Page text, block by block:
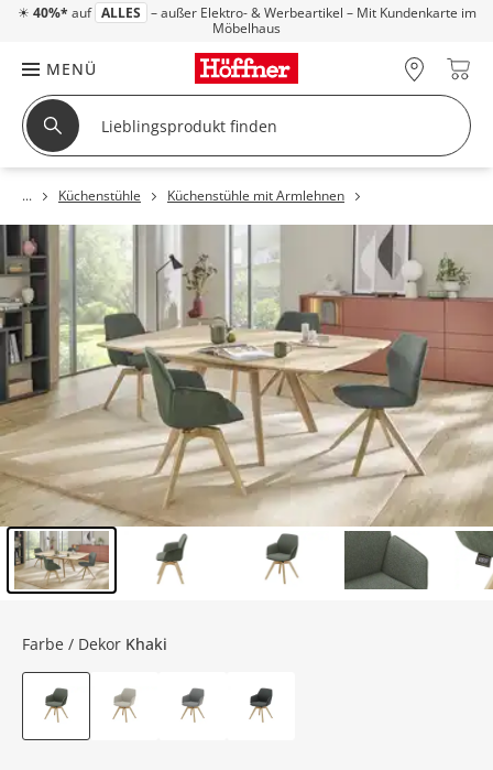
☀ 40%* auf ALLES – außer Elektro- & Werbeartikel – Mit Kundenkarte im
Möbelhaus
MENÜ
Küchenstühle Küchenstühle mit Armlehnen
Farbe / Dekor Khaki